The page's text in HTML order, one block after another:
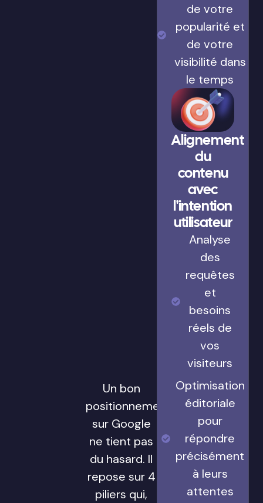
Un bon
positionnement
sur Google
ne tient pas
du hasard. Il
repose sur 4
piliers qui,
de votre
popularité et
de votre
visibilité dans
le temps
Alignement
du
contenu
avec
l'intention
utilisateur
Analyse
des
requêtes
et
besoins
réels de
vos
visiteurs
Optimisation
éditoriale
pour
répondre
précisément
à leurs
attentes